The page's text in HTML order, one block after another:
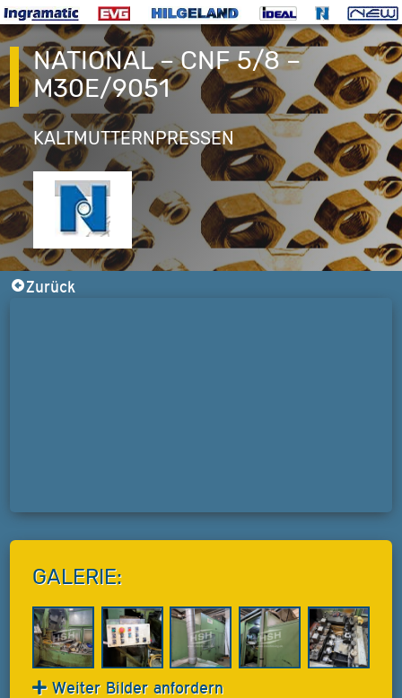
NATIONAL – CNF 5/8 –
M30E/9051
KALTMUTTERNPRESSEN
Zurück
GALERIE:
Weiter Bilder anfordern